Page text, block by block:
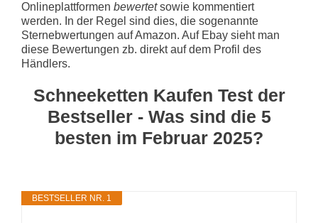
Onlineplattformen bewertetsowie kommentiert
werden. In der Regel sind dies, die sogenannte
Sternebwertungen auf Amazon. Auf Ebay sieht man
diese Bewertungen zb. direkt auf dem Profil des
Händlers.
Schneeketten Kaufen Test der
Bestseller - Was sind die 5
besten im Februar 2025?
BESTSELLER NR. 1